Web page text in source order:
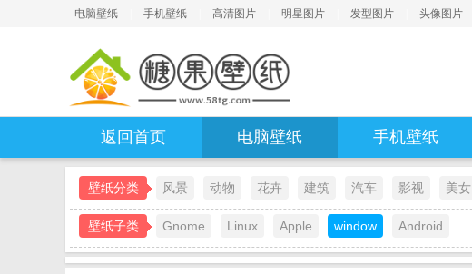
电脑壁纸 手机壁纸 高清图片 明星图片 发型图片 头像图片
返回首页 电脑壁纸 手机壁纸
壁纸分类 风景 动物 花卉 建筑 汽车 影视 美女
壁纸子类 Gnome Linux Apple window Android